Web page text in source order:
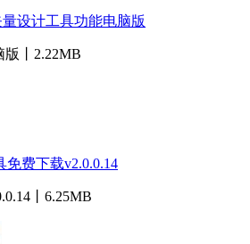
量设计工具功能电脑版
版丨2.22MB
费下载v2.0.0.14
丨6.25MB